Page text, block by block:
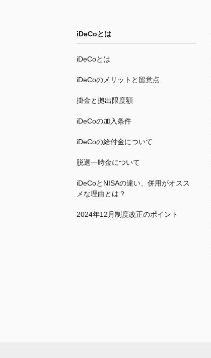
iDeCoとは
iDeCoとは
iDeCoのメリットと留意点
掛金と拠出限度額
iDeCoの加入条件
iDeCoの給付金について
脱退一時金について
iDeCoとNISAの違い、併用がオスス
メな理由とは？
2024年12月制度改正のポイント